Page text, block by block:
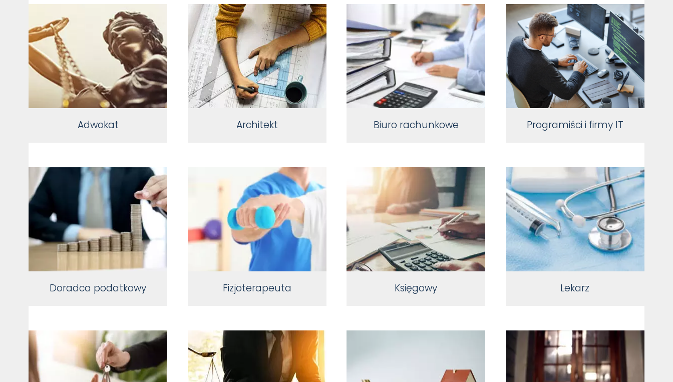
Adwokat Architekt Biuro rachunkowe Programiści i firmy IT
Doradca podatkowy Fizjoterapeuta Księgowy Lekarz